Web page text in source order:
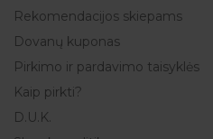
Rekomendacijos skiepams
Dovanų kuponas
Pirkimo ir pardavimo taisyklės
Kaip pirkti?
D.U.K.